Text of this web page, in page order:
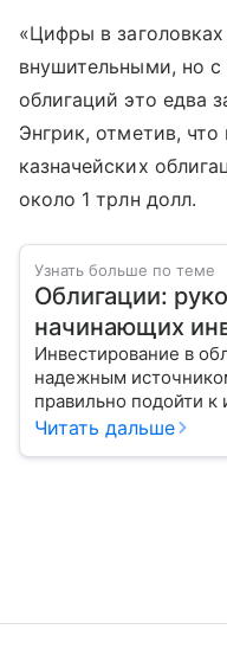
«Цифры в
внушительными, но
облигаций это едва
Энгрик, отметив,
казначейских
около 1 трлн долл.
Узнать больше по теме
Облигации:
начинающих
Инвестирование в
надежным
правильно подойти
основные виды этих
Читать дальше